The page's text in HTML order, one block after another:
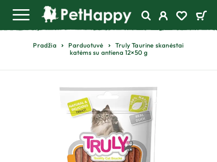
Pradžia Parduotuvė
Truly Taurine skanėstai
katėms su antiena 12×50 g